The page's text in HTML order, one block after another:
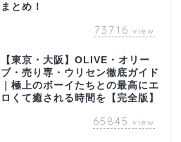
まとめ！
73716 view
【東京・大阪】OLIVE・オリー
ブ・売り専・ウリセン徹底ガイド
｜極上のボーイたちとの最高にエ
ロくて癒される時間を【完全版】
65845 view